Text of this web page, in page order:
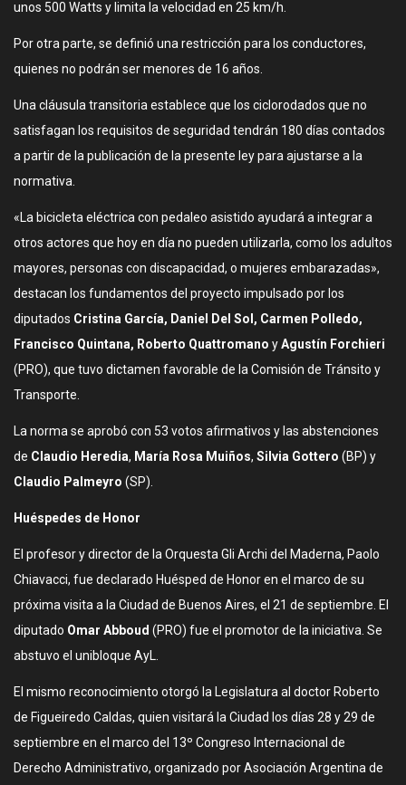
unos 500 Watts y limita la velocidad en 25 km/h.
Por otra parte, se definió una restricción para los conductores,
quienes no podrán ser menores de 16 años.
Una cláusula transitoria establece que los ciclorodados que no
satisfagan los requisitos de seguridad tendrán 180 días contados
a partir de la publicación de la presente ley para ajustarse a la
normativa.
«La bicicleta eléctrica con pedaleo asistido ayudará a integrar a
otros actores que hoy en día no pueden utilizarla, como los adultos
mayores, personas con discapacidad, o mujeres embarazadas»,
destacan los fundamentos del proyecto impulsado por los
diputados Cristina García, Daniel Del Sol, Carmen Polledo,
Francisco Quintana, Roberto Quattromano yAgustín Forchieri
(PRO), que tuvo dictamen favorable de la Comisión de Tránsito y
Transporte.
La norma se aprobó con 53 votos afirmativos y las abstenciones
de Claudio Heredia, María Rosa Muiños, Silvia Gottero (BP) y
Claudio Palmeyro (SP).
Huéspedes de Honor
El profesor y director de la Orquesta Gli Archi del Maderna, Paolo
Chiavacci, fue declarado Huésped de Honor en el marco de su
próxima visita a la Ciudad de Buenos Aires, el 21 de septiembre. El
diputado Omar Abboud (PRO) fue el promotor de la iniciativa. Se
abstuvo el unibloque AyL.
El mismo reconocimiento otorgó la Legislatura al doctor Roberto
de Figueiredo Caldas, quien visitará la Ciudad los días 28 y 29 de
septiembre en el marco del 13º Congreso Internacional de
Derecho Administrativo, organizado por Asociación Argentina de